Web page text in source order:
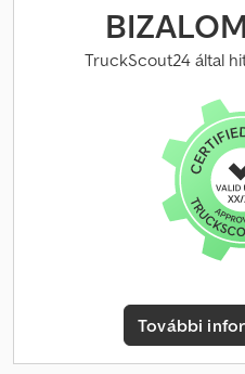
figyelmeztető villogó Dcsdsx
rendszer Egyéb információk: * 1
első forgalomba helyezés *
hibakódot jelez 1972 óta
haszongépjárművek terén
közelében (28832). A
körülbelül 200 járművet kínál a
haszongépjárművek és
Folyamatosan vonzó
kedvező feltételekkel. Egyéni
kapcsolatot!
szívesen készítünk ajánlatot
Ajánlataink alapvetően NEM
"új" haszongépjárművének
TruckScout24 által
További